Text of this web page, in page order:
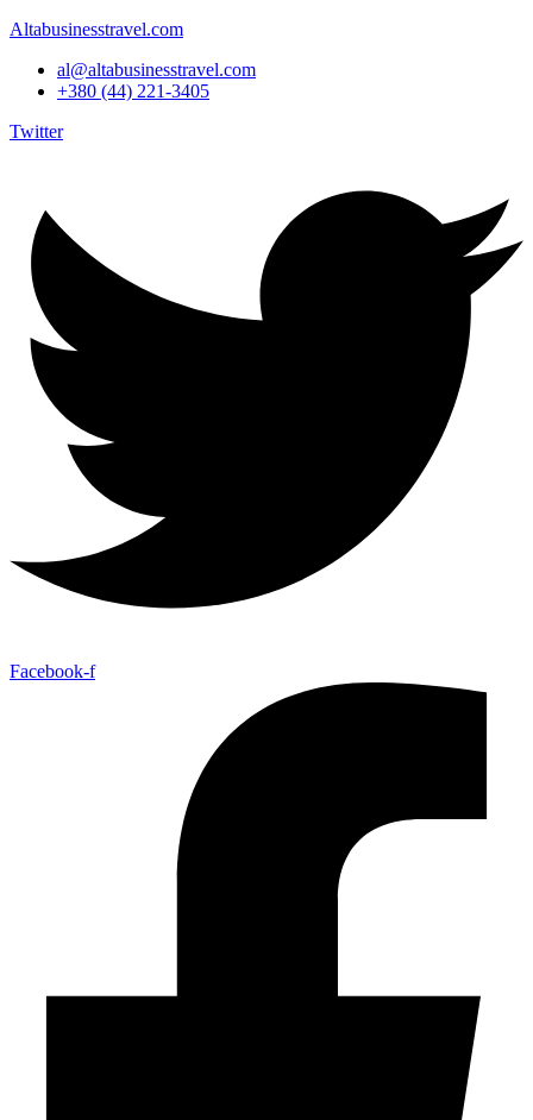
Altabusinesstravel.com
al@altabusinesstravel.com
+380 (44) 221-3405
Twitter
Facebook-f